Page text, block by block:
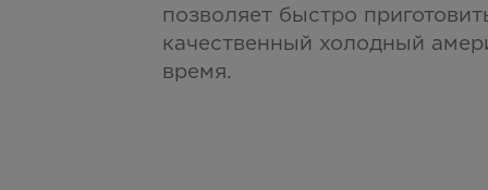
позволяет быстро
качественный холодный
время.